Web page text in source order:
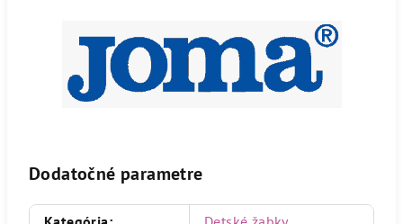
Dodatočné parametre